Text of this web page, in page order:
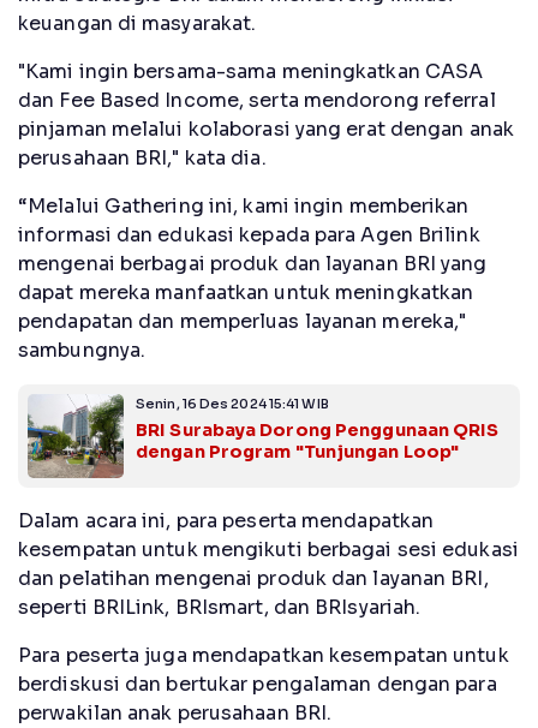
keuangan di masyarakat.
"Kami ingin bersama-sama meningkatkan CASA
dan Fee Based Income, serta mendorong referral
pinjaman melalui kolaborasi yang erat dengan anak
perusahaan BRI," kata dia.
“Melalui Gathering ini, kami ingin memberikan
informasi dan edukasi kepada para Agen Brilink
mengenai berbagai produk dan layanan BRI yang
dapat mereka manfaatkan untuk meningkatkan
pendapatan dan memperluas layanan mereka,"
sambungnya.
Senin, 16 Des 2024 15:41 WIB
BRI Surabaya Dorong Penggunaan QRIS
dengan Program "Tunjungan Loop"
Dalam acara ini, para peserta mendapatkan
kesempatan untuk mengikuti berbagai sesi edukasi
dan pelatihan mengenai produk dan layanan BRI,
seperti BRILink, BRIsmart, dan BRIsyariah.
Para peserta juga mendapatkan kesempatan untuk
berdiskusi dan bertukar pengalaman dengan para
perwakilan anak perusahaan BRI.